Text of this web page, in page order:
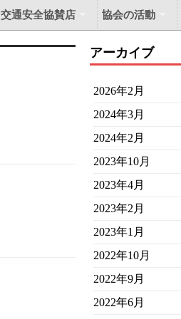
交通安全協賛店 協会の活動
アーカイブ
2026年2月
2024年3月
2024年2月
2023年10月
2023年4月
2023年2月
2023年1月
2022年10月
2022年9月
2022年6月